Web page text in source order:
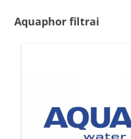
Aquaphor filtrai